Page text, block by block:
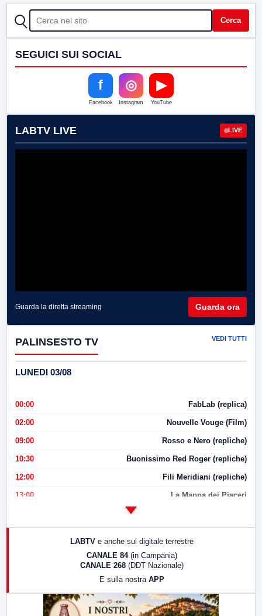
CERCA Cerca
SEGUICI SUI SOCIAL
f
Facebook
◎
Instagram
▶
YouTube
LABTV LIVE LIVE
Guarda la diretta streaming Guarda ora
PALINSESTO TV VEDI TUTTI
LUNEDI 03/08
00:00 FabLab (replica)
02:00 Nouvelle Vouge (Film)
09:00 Rosso e Nero (repliche)
10:30 Buonissimo Red Roger (repliche)
12:00 Fili Meridiani (repliche)
13:00 La Mappa dei Piaceri
LabNews (replica)
LABTV e anche sul digitale terrestre
CANALE 84 (in Campania)
CANALE 268 (DDT Nazionale)
E sulla nostra APP